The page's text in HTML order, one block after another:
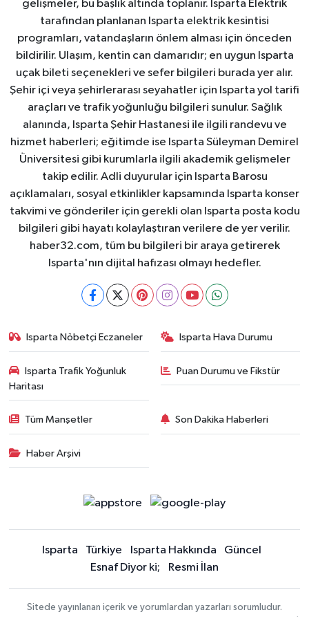
gelişmeler, bu başlık altında toplanır. Isparta Elektrik
tarafından planlanan Isparta elektrik kesintisi
programları, vatandaşların önlem alması için önceden
bildirilir. Ulaşım, kentin can damarıdır; en uygun Isparta
uçak bileti seçenekleri ve sefer bilgileri burada yer alır.
Şehir içi veya şehirlerarası seyahatler için Isparta yol tarifi
araçları ve trafik yoğunluğu bilgileri sunulur. Sağlık
alanında, Isparta Şehir Hastanesi ile ilgili randevu ve
hizmet haberleri; eğitimde ise Isparta Süleyman Demirel
Üniversitesi gibi kurumlarla ilgili akademik gelişmeler
takip edilir. Adli duyurular için Isparta Barosu
açıklamaları, sosyal etkinlikler kapsamında Isparta konser
takvimi ve gönderiler için gerekli olan Isparta posta kodu
bilgileri gibi hayatı kolaylaştıran verilere de yer verilir.
haber32.com, tüm bu bilgileri bir araya getirerek
Isparta'nın dijital hafızası olmayı hedefler.
Isparta Nöbetçi Eczaneler Isparta Hava Durumu
Isparta Trafik Yoğunluk
Haritası
Puan Durumu ve Fikstür
Tüm Manşetler Son Dakika Haberleri
Haber Arşivi
Isparta Türkiye Isparta Hakkında
Güncel
Esnaf Diyor ki;
Resmi İlan
Sitede yayınlanan içerik ve yorumlardan yazarları sorumludur.